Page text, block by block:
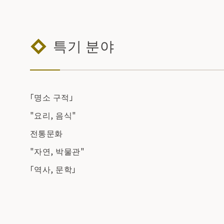
특기 분야
「명소 구적」
"요리, 음식"
전통문화
"자연, 박물관"
「역사, 문학」